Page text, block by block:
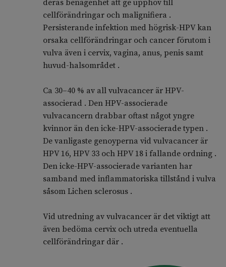
deras benägenhet att ge upphov till
cellförändringar och malignifiera .
Persisterande infektion med högrisk-HPV kan
orsaka cellförändringar och cancer förutom i
vulva även i cervix, vagina, anus, penis samt
huvud-halsområdet .
Ca 30–40 % av all vulvacancer är HPV-
associerad . Den HPV-associerade
vulvacancern drabbar oftast något yngre
kvinnor än den icke-HPV-associerade typen .
De vanligaste genoyperna vid vulvacancer är
HPV 16, HPV 33 och HPV 18 i fallande ordning .
Den icke-HPV-associerade varianten har
samband med inflammatoriska tillstånd i vulva
såsom Lichen sclerosus .
Vid utredning av vulvacancer är det viktigt att
även bedöma cervix och utreda eventuella
cellförändringar där .